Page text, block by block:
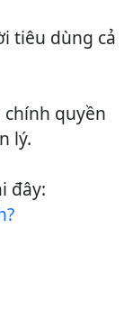
tiêu dùng cả
quyền
lý.
đây: